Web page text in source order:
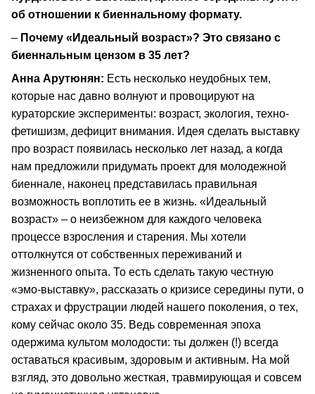
об отношении к биеннальному формату.
– Почему «Идеальный возраст»? Это связано с
биеннальным цензом в 35 лет?
Анна Арутюнян: Есть несколько неудобных тем,
которые нас давно волнуют и провоцируют на
кураторские эксперименты: возраст, экология, техно-
фетишизм, дефицит внимания. Идея сделать выставку
про возраст появилась несколько лет назад, а когда
нам предложили придумать проект для молодежной
биеннале, наконец представилась правильная
возможность воплотить ее в жизнь. «Идеальный
возраст» – о неизбежном для каждого человека
процессе взросления и старения. Мы хотели
оттолкнутся от собственных переживаний и
жизненного опыта. То есть сделать такую честную
«эмо-выставку», рассказать о кризисе середины пути, о
страхах и фрустрации людей нашего поколения, о тех,
кому сейчас около 35. Ведь современная эпоха
одержима культом молодости: ты должен (!) всегда
оставаться красивым, здоровым и активным. На мой
взгляд, это довольно жесткая, травмирующая и совсем